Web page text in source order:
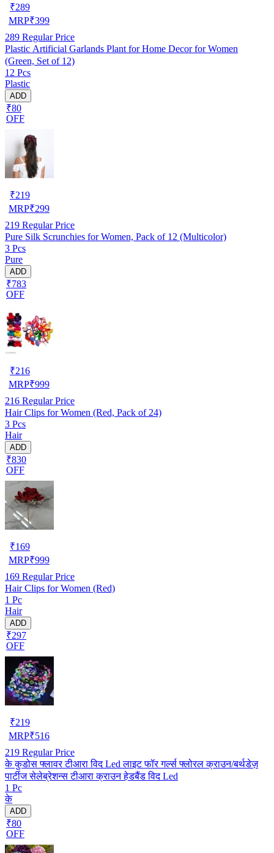
₹289
MRP₹399
289 Regular Price
Plastic Artificial Garlands Plant for Home Decor for Women
(Green, Set of 12)
12 Pcs
Plastic
ADD
₹80
OFF
₹219
MRP₹299
219 Regular Price
Pure Silk Scrunchies for Women, Pack of 12 (Multicolor)
3 Pcs
Pure
ADD
₹783
OFF
₹216
MRP₹999
216 Regular Price
Hair Clips for Women (Red, Pack of 24)
3 Pcs
Hair
ADD
₹830
OFF
₹169
MRP₹999
169 Regular Price
Hair Clips for Women (Red)
1 Pc
Hair
ADD
₹297
OFF
₹219
MRP₹516
219 Regular Price
के कुडोस फ्लावर टीआरा विद Led लाइट फॉर गर्ल्स फ्लोरल क्राउन/बर्थडेज़
पार्टीज सेलेब्रेशन्स टीआरा क्राउन हेडबैंड विद Led
1 Pc
के
ADD
₹80
OFF